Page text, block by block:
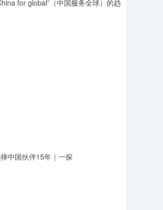
for global”（中国服务全球）的趋
中国伙伴15年｜一探